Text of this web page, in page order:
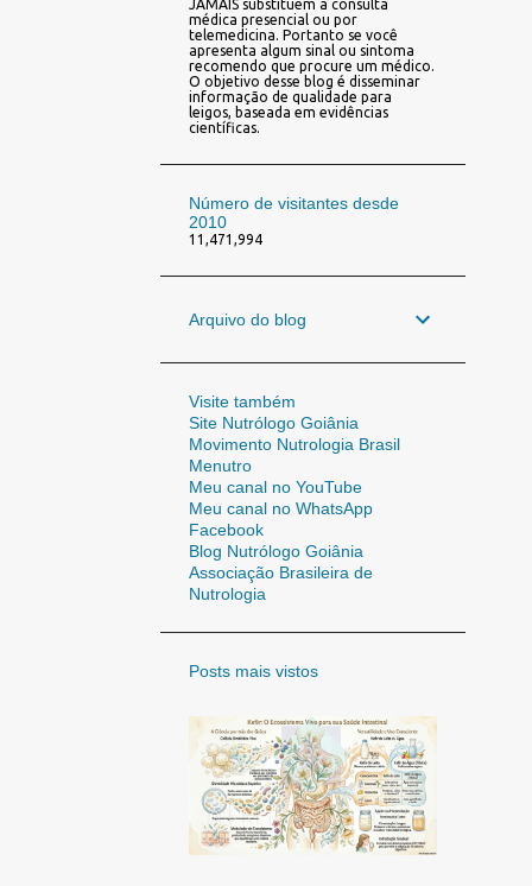
JAMAIS substituem a consulta
médica presencial ou por
telemedicina. Portanto se você
apresenta algum sinal ou sintoma
recomendo que procure um médico.
O objetivo desse blog é disseminar
informação de qualidade para
leigos, baseada em evidências
científicas.
Número de visitantes desde
2010
11,471,994
Arquivo do blog
Visite também
Site Nutrólogo Goiânia
Movimento Nutrologia Brasil
Menutro
Meu canal no YouTube
Meu canal no WhatsApp
Facebook
Blog Nutrólogo Goiânia
Associação Brasileira de
Nutrologia
Posts mais vistos